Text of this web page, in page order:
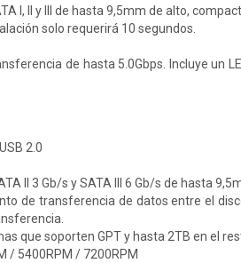
I, II y III de hasta 9,5mm de alto,
solo requerirá 10 segundos.
de hasta 5.0Gbps. Incluye un
2.0
II 3 Gb/s y SATA III 6 Gb/s de hasta
de transferencia de datos entre el
que soporten GPT y hasta 2TB en el
/ 5400RPM / 7200RPM